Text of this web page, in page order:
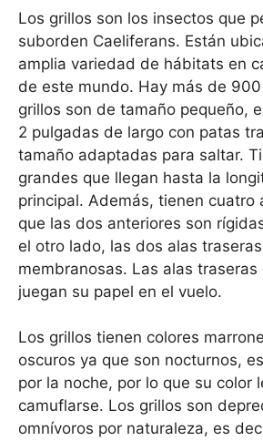
Los grillos son los insectos que
suborden Caeliferans. Están
amplia variedad de hábitats en
de este mundo. Hay más de
grillos son de tamaño pequeño,
2 pulgadas de largo con patas
tamaño adaptadas para saltar.
grandes que llegan hasta la
principal. Además, tienen cuatro
que las dos anteriores son
el otro lado, las dos alas
membranosas. Las alas traseras
juegan su papel en el vuelo.
Los grillos tienen colores
oscuros ya que son nocturnos,
por la noche, por lo que su color
camuflarse. Los grillos son
omnívoros por naturaleza, es